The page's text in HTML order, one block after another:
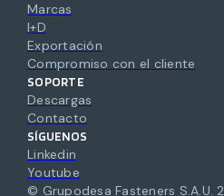
Marcas
I+D
Exportación
Compromiso con el cliente
SOPORTE
Descargas
Contacto
SÍGUENOS
Linkedin
Youtube
© Grupodesa Fasteners S.A.U.